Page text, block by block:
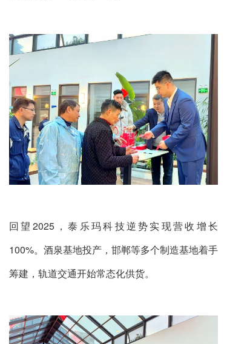
回望2025，泰乐玛科技逆势实现营收增长
100%。酒泉基地投产，邯郸等多个制造基地着手
筹建，轨道交通开始常态化供货。